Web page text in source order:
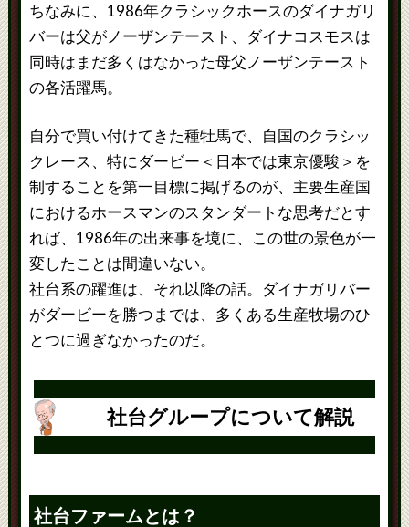
ちなみに、1986年クラシックホースのダイナガリ
バーは父がノーザンテースト、ダイナコスモスは
同時はまだ多くはなかった母父ノーザンテースト
の各活躍馬。
自分で買い付けてきた種牡馬で、自国のクラシッ
クレース、特にダービー＜日本では東京優駿＞を
制することを第一目標に掲げるのが、主要生産国
におけるホースマンのスタンダートな思考だとす
れば、1986年の出来事を境に、この世の景色が一
変したことは間違いない。
社台系の躍進は、それ以降の話。ダイナガリバー
がダービーを勝つまでは、多くある生産牧場のひ
とつに過ぎなかったのだ。
社台グループについて解説
社台ファームとは？